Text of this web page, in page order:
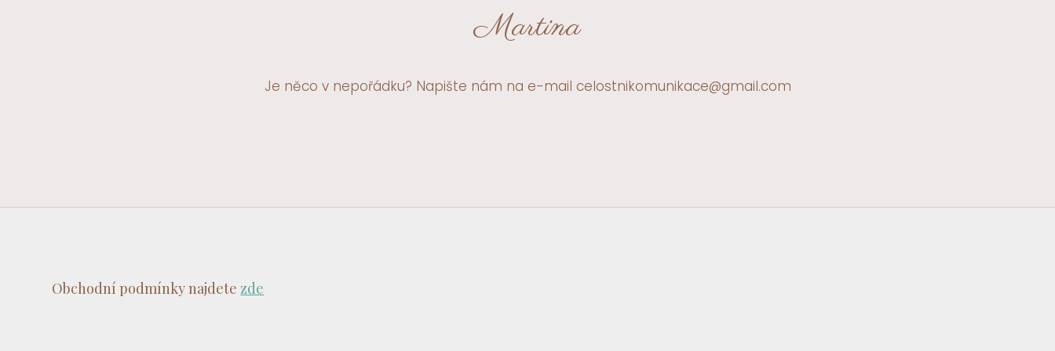
Martina
Je něco v nepořádku? Napište nám na e-mail celostnikomunikace@gmail.com
Obchodní podmínky najdete zde